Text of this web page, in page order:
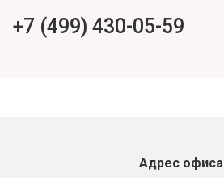
+7 (499) 430-05-59
Адрес офиса